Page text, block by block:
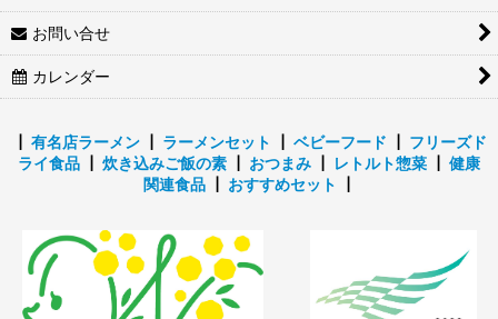
お問い合せ
カレンダー
有名店ラーメン┃ ラーメンセット ベビーフード
フリーズド
ライ食品
炊き込みご飯の素 おつまみ レトルト惣菜
健康
関連食品┃ おすすめセット